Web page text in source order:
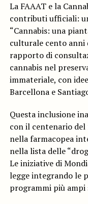
La FAAAT e la
contributi ufficiali:
“Cannabis: una
culturale cento anni
rapporto di
cannabis nel
immateriale, con
Barcellona e
Questa inclusione
con il centenario
nella farmacopea
nella lista delle
Le iniziative di
legge integrando le
programmi più